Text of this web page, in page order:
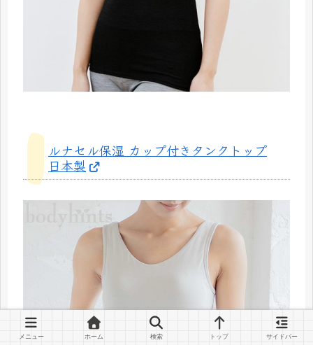
ルナセル保湿 カップ付きタンクトップ
日本製
メニュー ホーム 検索 トップ サイドバー